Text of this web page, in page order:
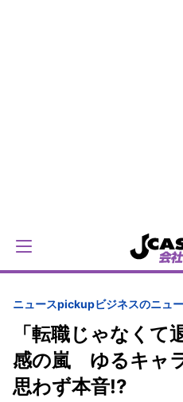
ニュースpickupビジネスのニュ
「転職じゃなくて
感の嵐 ゆるキャ
思わず本音!?